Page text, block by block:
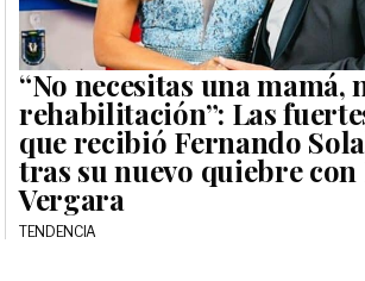
“No necesitas una mamá,
rehabilitación”: Las
que recibió Fernando
tras su nuevo quiebre con
Vergara
TENDENCIA